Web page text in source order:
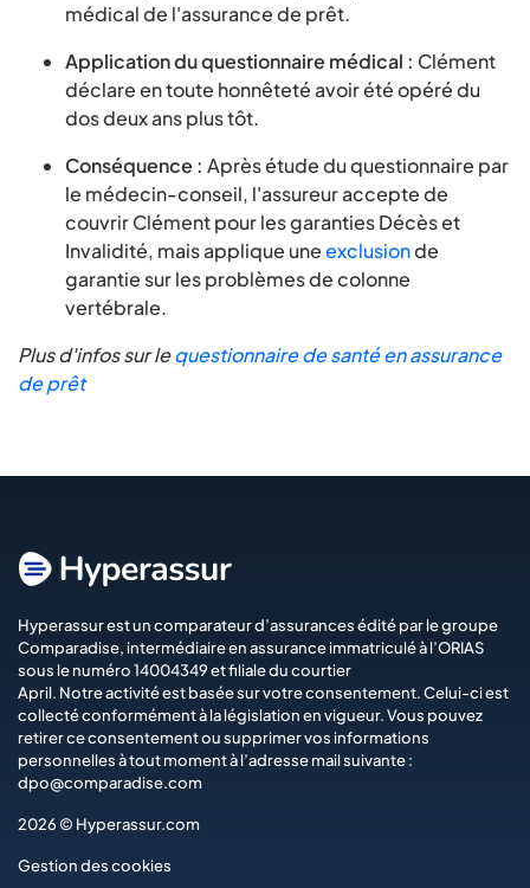
médical de l'assurance de prêt.
Application du questionnaire médical : Clément
déclare en toute honnêteté avoir été opéré du
dos deux ans plus tôt.
Conséquence : Après étude du questionnaire par
le médecin-conseil, l'assureur accepte de
couvrir Clément pour les garanties Décès et
Invalidité, mais applique uneexclusionde
garantie sur les problèmes de colonne
vertébrale.
Plus d'infos sur lequestionnaire de santé en assurance
de prêt
Hyperassur est un comparateur d’assurances édité par le groupe
Comparadise, intermédiaire en assurance immatriculé à l’ORIAS
sous le numéro 14004349 et filiale du courtier
April. Notre activité est basée sur votre consentement. Celui-ci est
collecté conformément à la législation en vigueur. Vous pouvez
retirer ce consentement ou supprimer vos informations
personnelles à tout moment à l’adresse mail suivante :
dpo@comparadise.com
2026 © Hyperassur.com
Gestion des cookies